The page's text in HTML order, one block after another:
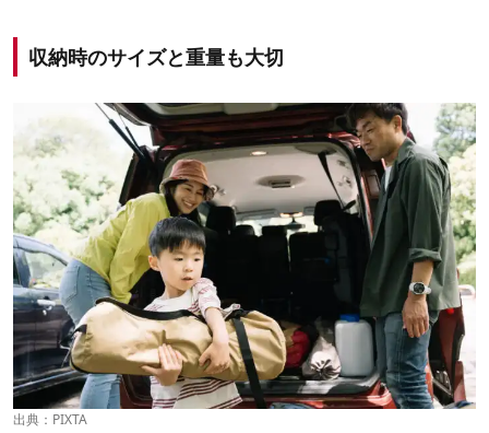
収納時のサイズと重量も大切
出典：PIXTA